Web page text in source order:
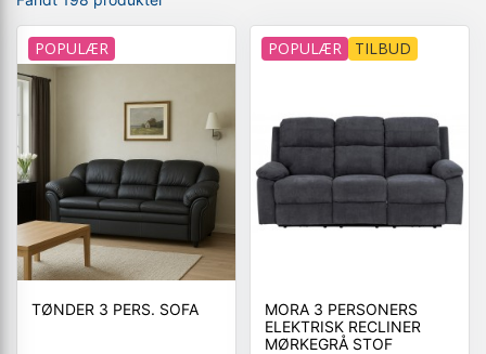
POPULÆR
TØNDER 3 PERS. SOFA
POPULÆR TILBUD
MORA 3 PERSONERS
ELEKTRISK RECLINER
MØRKEGRÅ STOF